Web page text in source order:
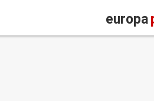
europa